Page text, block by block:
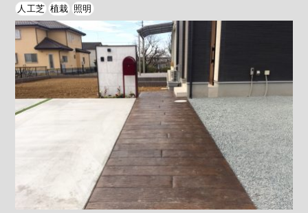
人工芝 植栽 照明